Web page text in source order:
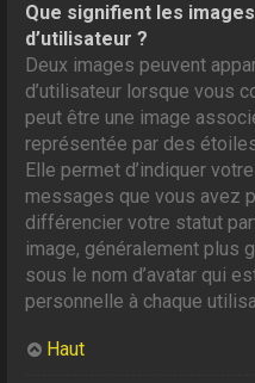
Que signifient les
d’utilisateur ?
Deux images peuvent
d’utilisateur lorsque vous
peut être une image
représentée par des
Elle permet d’indiquer
messages que vous avez
différencier votre statut
image, généralement plus
sous le nom d’avatar qui
personnelle à chaque
Haut